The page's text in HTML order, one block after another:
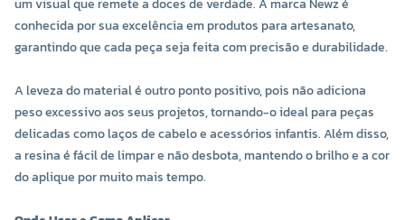
um visual que remete a doces de verdade. A marca Newz é
conhecida por sua excelência em produtos para artesanato,
garantindo que cada peça seja feita com precisão e durabilidade.
A leveza do material é outro ponto positivo, pois não adiciona
peso excessivo aos seus projetos, tornando-o ideal para peças
delicadas como laços de cabelo e acessórios infantis. Além disso,
a resina é fácil de limpar e não desbota, mantendo o brilho e a cor
do aplique por muito mais tempo.